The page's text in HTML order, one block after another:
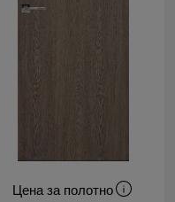
Цена за полотно